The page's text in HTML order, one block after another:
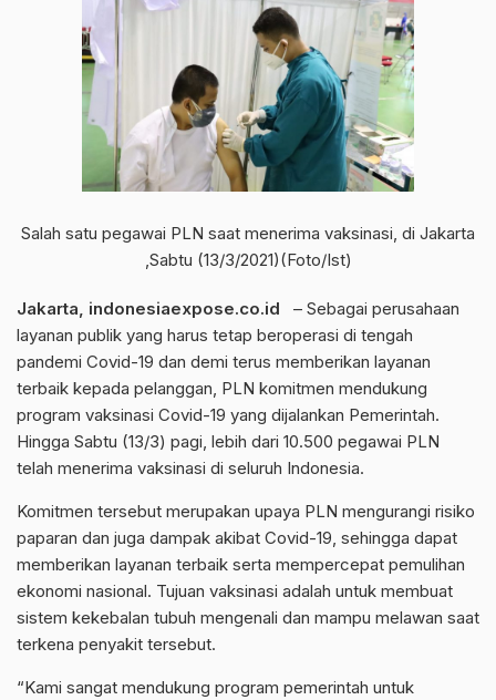
Salah satu pegawai PLN saat menerima vaksinasi, di Jakarta
,Sabtu (13/3/2021)(Foto/Ist)
Jakarta, indonesiaexpose.co.id
– Sebagai perusahaan
layanan publik yang harus tetap beroperasi di tengah
pandemi Covid-19 dan demi terus memberikan layanan
terbaik kepada pelanggan, PLN komitmen mendukung
program vaksinasi Covid-19 yang dijalankan Pemerintah.
Hingga Sabtu (13/3) pagi, lebih dari 10.500 pegawai PLN
telah menerima vaksinasi di seluruh Indonesia.
Komitmen tersebut merupakan upaya PLN mengurangi risiko
paparan dan juga dampak akibat Covid-19, sehingga dapat
memberikan layanan terbaik serta mempercepat pemulihan
ekonomi nasional. Tujuan vaksinasi adalah untuk membuat
sistem kekebalan tubuh mengenali dan mampu melawan saat
terkena penyakit tersebut.
“Kami sangat mendukung program pemerintah untuk